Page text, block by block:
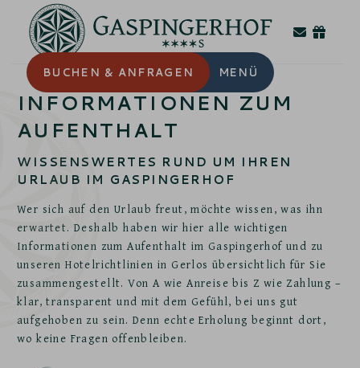
BUCHEN & ANFRAGEN MENÜ
INFORMATIONEN ZUM
AUFENTHALT
WISSENSWERTES RUND UM IHREN
URLAUB IM GASPINGERHOF
Wer sich auf den Urlaub freut, möchte wissen, was ihn
erwartet. Deshalb haben wir hier alle wichtigen
Informationen zum Aufenthalt im Gaspingerhof und zu
unseren Hotelrichtlinien in Gerlos übersichtlich für Sie
zusammengestellt. Von A wie Anreise bis Z wie Zahlung –
klar, transparent und mit dem Gefühl, bei uns gut
aufgehoben zu sein. Denn echte Erholung beginnt dort,
wo keine Fragen offenbleiben.